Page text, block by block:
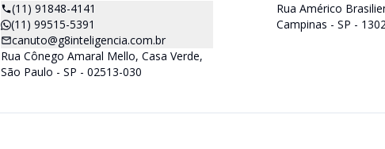
(11) 91848-4141
(11) 99515-5391
canuto@g8inteligencia.com.br
Rua Cônego Amaral Mello, Casa Verde,
São Paulo - SP - 02513-030
Rua Américo
Campinas - SP -